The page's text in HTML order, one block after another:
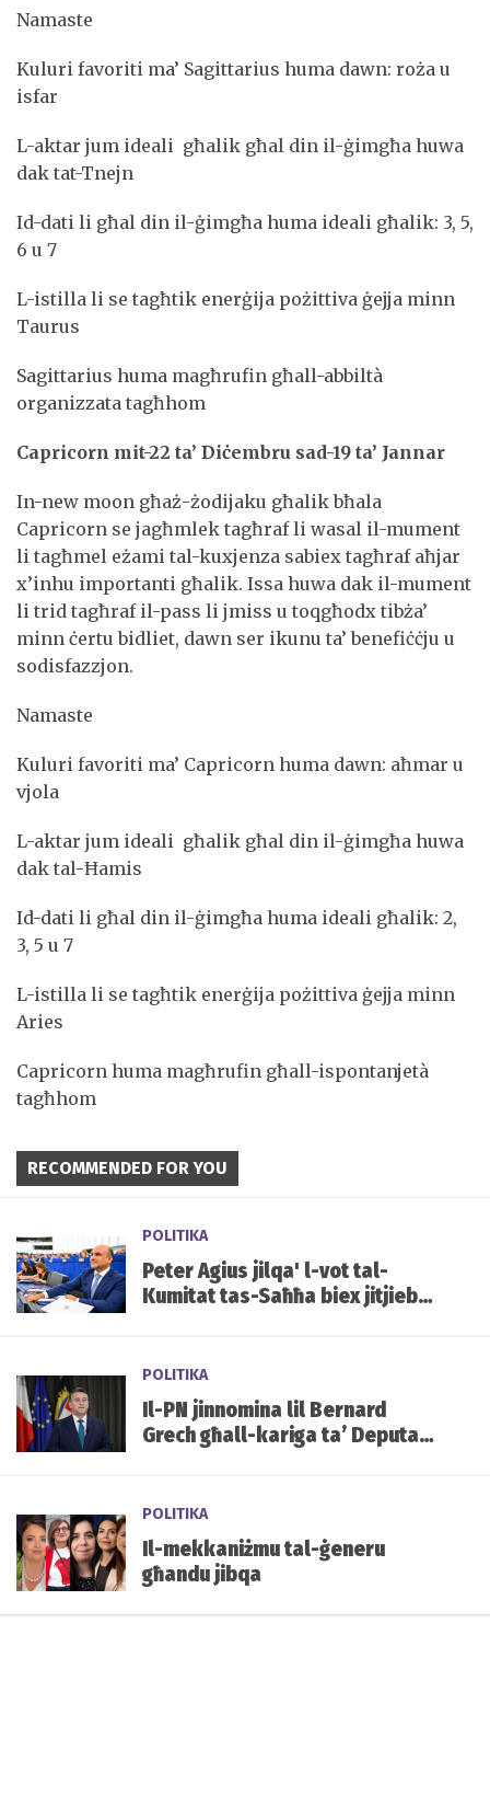
Namaste
Kuluri favoriti ma’ Sagittarius huma dawn: roża u
isfar
L-aktar jum ideali għalik għal din il-ġimgħa huwa
dak tat-Tnejn
Id-dati li għal din il-ġimgħa huma ideali għalik: 3, 5,
6 u 7
L-istilla li se tagħtik enerġija pożittiva ġejja minn
Taurus
Sagittarius huma magħrufin għall-abbiltà
organizzata tagħhom
Capricorn mit-22 ta’ Diċembru sad-19 ta’ Jannar
In-new moon għaż-żodijaku għalik bħala
Capricorn se jagħmlek tagħraf li wasal il-mument
li tagħmel eżami tal-kuxjenza sabiex tagħraf aħjar
x’inhu importanti għalik. Issa huwa dak il-mument
li trid tagħraf il-pass li jmiss u toqgħodx tibża’
minn ċertu bidliet, dawn ser ikunu ta’ benefiċċju u
sodisfazzjon.
Namaste
Kuluri favoriti ma’ Capricorn huma dawn: aħmar u
vjola
L-aktar jum ideali għalik għal din il-ġimgħa huwa
dak tal-Ħamis
Id-dati li għal din il-ġimgħa huma ideali għalik: 2,
3, 5 u 7
L-istilla li se tagħtik enerġija pożittiva ġejja minn
Aries
Capricorn huma magħrufin għall-ispontanjetà
tagħhom
RECOMMENDED FOR YOU
POLITIKA
Peter Agius jilqa' l-vot tal-
Kumitat tas-Saħħa biex jitjiebu
POLITIKA
Il-PN jinnomina lil Bernard
Grech għall-kariga ta’ Deputat
POLITIKA
Il-mekkaniżmu tal-ġeneru
għandu jibqa